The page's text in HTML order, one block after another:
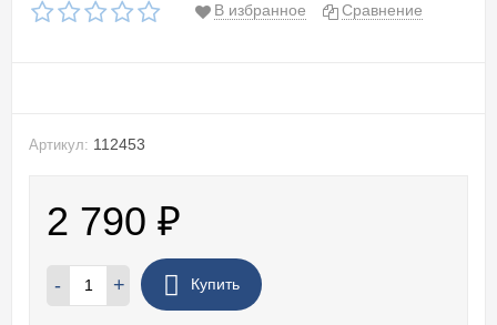
В избранное Сравнение
Артикул: 112453
2 790 ₽
- + Купить